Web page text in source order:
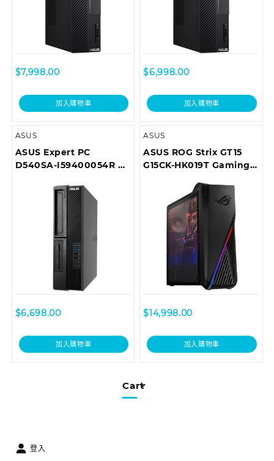
Cart
$7,998.00
加入購物車
$6,998.00
加入購物車
ASUS
ASUS Expert PC
D540SA-I59400054R 商
$6,698.00
加入購物車
ASUS
ASUS ROG Strix GT15
G15CK-HK019T Gaming
$14,998.00
加入購物車
登入